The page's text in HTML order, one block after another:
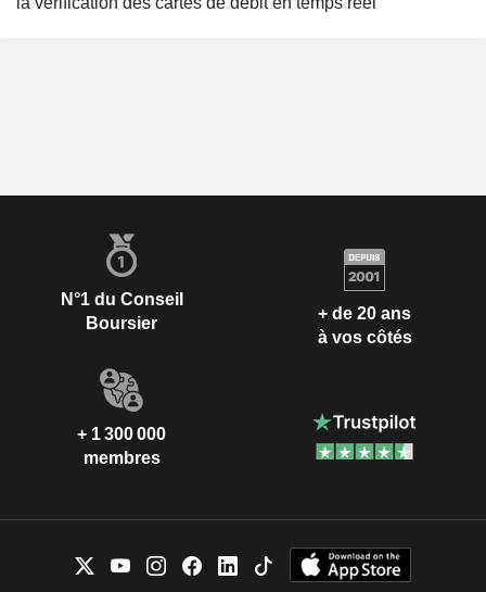
N°1 du Conseil
Boursier
+ de 20 ans
à vos côtés
+ 1 300 000
membres